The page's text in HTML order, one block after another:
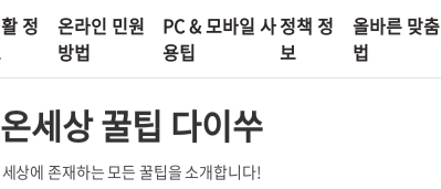
정
온라인 민원
방법
PC & 모바일 사
용팁
정책 정
보
올바른 맞춤
법
온세상 꿀팁 다이쑤
세상에 존재하는 모든 꿀팁을 소개합니다!